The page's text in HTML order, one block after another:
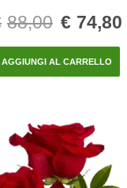
88,00 € 74,80
AGGIUNGI AL CARRELLO